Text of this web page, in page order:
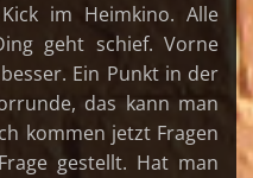
im Heimkino. Alle
geht schief. Vorne
Ein Punkt in der
das kann man
kommen jetzt Fragen
gestellt. Hat man